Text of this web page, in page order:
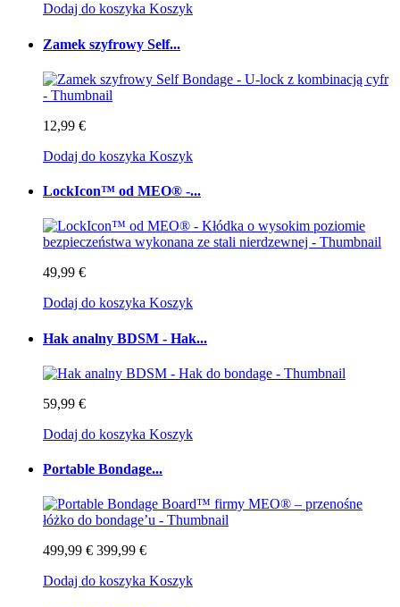
Dodaj do koszyka Koszyk
Zamek szyfrowy Self...
12,99 €
Dodaj do koszyka Koszyk
LockIcon™ od MEO® -...
49,99 €
Dodaj do koszyka Koszyk
Hak analny BDSM - Hak...
59,99 €
Dodaj do koszyka Koszyk
Portable Bondage...
499,99 € 399,99 €
Dodaj do koszyka Koszyk